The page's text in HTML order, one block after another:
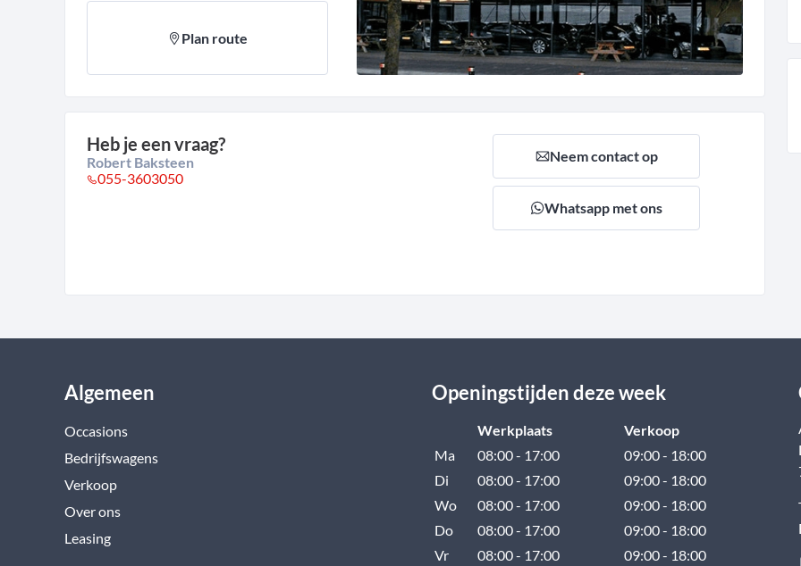
Plan route
Heb je een vraag?
Robert Baksteen
055-3603050
Neem contact op
Whatsapp met ons
Algemeen
Occasions
Bedrijfswagens
Verkoop
Over ons
Leasing
Openingstijden deze week
Werkplaats
Verkoop
Ma
08:00 - 17:00
09:00 - 18:00
Di
08:00 - 17:00
09:00 - 18:00
Wo
08:00 - 17:00
09:00 - 18:00
Do
08:00 - 17:00
09:00 - 18:00
Vr
08:00 - 17:00 09:00 - 18:00